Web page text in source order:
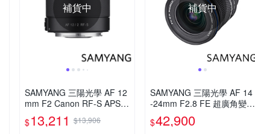
補貨中
SAMYANG 三陽光學 AF 12
mm F2 Canon RF-S APS-C
自動對焦鏡頭 公司貨
$13,211 $13,906
補貨中
SAMYANG 三陽光學 AF 14
-24mm F2.8 FE 超廣角變焦
鏡頭 公司貨
$42,900